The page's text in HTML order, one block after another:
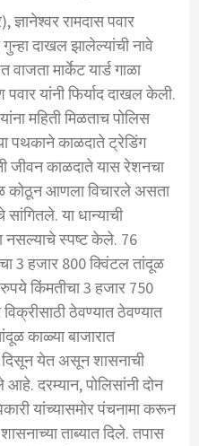
ज्ञानेश्वर रामदास पवार
दाखल झालेल्यांची नावे
मार्केट यार्ड गाळा
यांनी फिर्याद दाखल केली.
महिती मिळताच पोलिस
पथकाने काळदाते ट्रेडिंग
जीवन काळदाते यास रेशनचा
कोठून आणला विचारले असता
सांगितले. या धान्याची
नसल्याचे स्पष्ट केले. 76
3 हजार 800 क्विंटल तांदूळ
किंमतीचा 3 हजार 750
ठेवण्यात ठेवण्यात
काळ्या बाजारात
दिसून येत असून शासनाची
दरम्यान, पोलिसांनी दोन
यांच्यासमोर पंचनामा करून
ताब्यात दिले. तपास